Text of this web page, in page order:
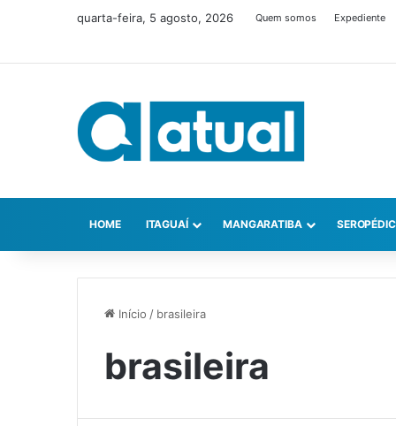
quarta-feira, 5 agosto, 2026 Quem somos Expediente
HOME ITAGUAÍ MANGARATIBA
Início / brasileira
brasileira